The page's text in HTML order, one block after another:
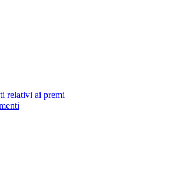
relativi ai premi